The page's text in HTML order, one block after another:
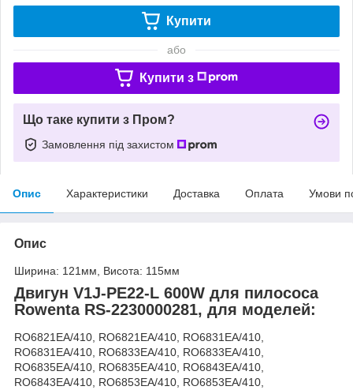
Купити
або
Купити з
Що таке купити з Пром?
Замовлення під захистом
Опис Характеристики Доставка Оплата Умови
Опис
Ширина: 121мм, Висота: 115мм
Двигун V1J-PE22-L 600W для пилососа
Rowenta RS-2230000281, для моделей:
RO6821EA/410, RO6821EA/410, RO6831EA/410,
RO6831EA/410, RO6833EA/410, RO6833EA/410,
RO6835EA/410, RO6835EA/410, RO6843EA/410,
RO6843EA/410, RO6853EA/410, RO6853EA/410,